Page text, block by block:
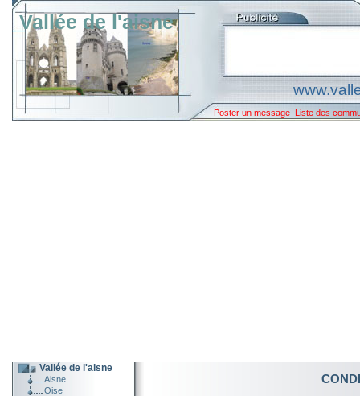
Vallée de l'aisne
Poster un message Liste des
Vallée de l'aisne
Aisne
Oise